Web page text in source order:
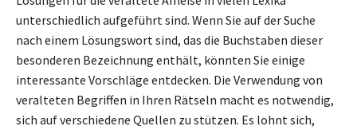
unterschiedlich aufgeführt sind. Wenn Sie auf der Suche
nach einem Lösungswort sind, das die Buchstaben dieser
besonderen Bezeichnung enthält, könnten Sie einige
interessante Vorschläge entdecken. Die Verwendung von
veralteten Begriffen in Ihren Rätseln macht es notwendig,
sich auf verschiedene Quellen zu stützen. Es lohnt sich,